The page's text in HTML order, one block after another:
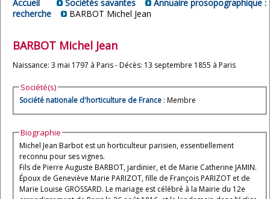
Accueil Sociétés savantes
Annuaire prosopographique :
recherche
BARBOT Michel Jean
BARBOT Michel Jean
Naissance: 3 mai 1797 à Paris - Décès: 13 septembre 1855 à Paris
Société(s)
Société nationale d'horticulture de France : Membre
Biographie
Michel Jean Barbot est un horticulteur parisien, essentiellement
reconnu pour ses vignes.
Fils de Pierre Auguste BARBOT, jardinier, et de Marie Catherine JAMIN.
Époux de Geneviève Marie PARIZOT, fille de François PARIZOT et de
Marie Louise GROSSARD. Le mariage est célébré à la Mairie du 12e